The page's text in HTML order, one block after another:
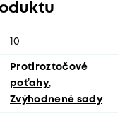
10
Protiroztočové
poťahy,
Zvýhodnené sady